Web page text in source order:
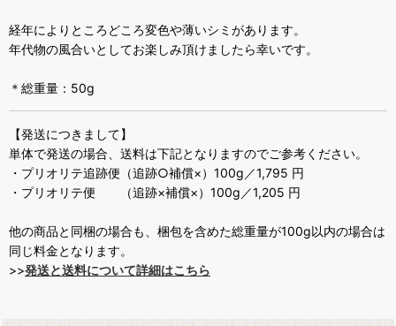
経年によりところどころ変色や薄いシミがあります。
年代物の風合いとしてお楽しみ頂けましたら幸いです。
＊総重量：50g
【発送につきまして】
単体で発送の場合、送料は下記となりますのでご参考ください。
・プリオリテ追跡便（追跡○補償×）100g／1,795 円
・プリオリテ便 （追跡×補償×）100g／1,205 円
他の商品と同梱の場合も、梱包を含めた総重量が100g以内の場合は
同じ料金となります。
>>発送と送料について詳細はこちら